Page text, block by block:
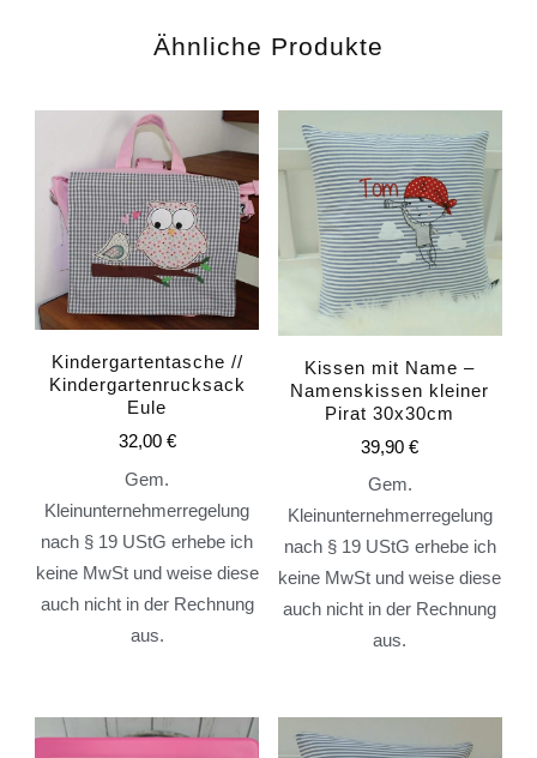
Ähnliche Produkte
Kindergartentasche //
Kindergartenrucksack
Eule
32,00 €
Gem.
Kleinunternehmerregelung
nach § 19 UStG erhebe ich
keine MwSt und weise diese
auch nicht in der Rechnung
aus.
Kissen mit Name –
Namenskissen kleiner
Pirat 30x30cm
39,90€
Gem.
Kleinunternehmerregelung
nach § 19 UStG erhebe ich
keine MwSt und weise diese
auch nicht in der Rechnung
aus.